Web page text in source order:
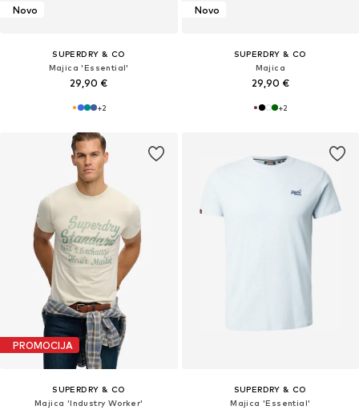
Novo
SUPERDRY & CO
Majica 'Essential'
29,90 €
+2
Novo
SUPERDRY & CO
Majica
29,90 €
+2
PROMOCIJA
SUPERDRY & CO
Majica 'Industry Worker'
SUPERDRY & CO
Majica 'Essential'